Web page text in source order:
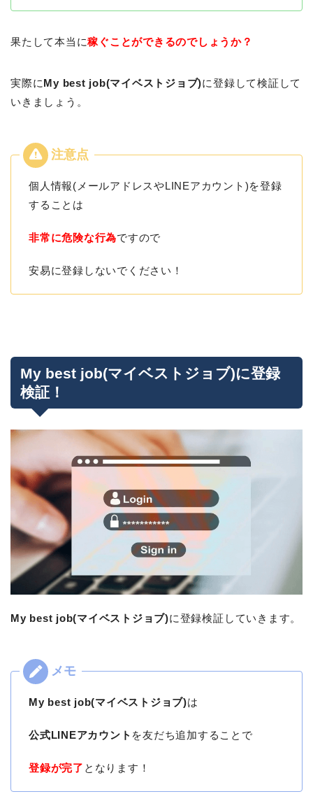
果たして本当に稼ぐことができるのでしょうか？
実際に My best job(マイベストジョブ)に登録して検証して
いきましょう。
個人情報(メールアドレスやLINEアカウント)を登録
することは
非常に危険な行為ですので
安易に登録しないでください！
My best job(マイベストジョブ)に登録
検証！
My best job(マイベストジョブ)に登録検証していきます。
My best job(マイベストジョブ)は
公式LINEアカウント を友だち追加することで
登録が完了 となります！